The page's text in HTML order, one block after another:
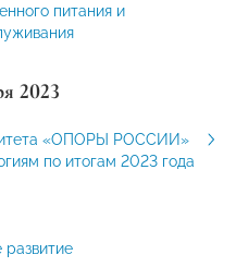
питания и
2023
«ОПОРЫ РОССИИ»
по итогам 2023 года